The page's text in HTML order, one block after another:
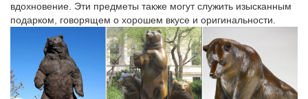
Фигурки и статуэтки Собаки символ 2018 года купить в Москве
с доставкой по всей России и самовывозом из магазина
Decores Flores.СОБАКА СИМВОЛ 2018 года фигурки и
статуэтки. Сначала.
вдохновение. Эти предметы также могут служить изысканным
подарком, говорящем о хорошем вкусе и оригинальности.